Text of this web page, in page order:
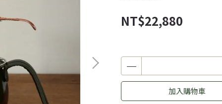
NT$22,880
加入購物車